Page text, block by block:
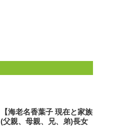
【海老名香葉子 現在と家族
(父親、母親、兄、弟)長女